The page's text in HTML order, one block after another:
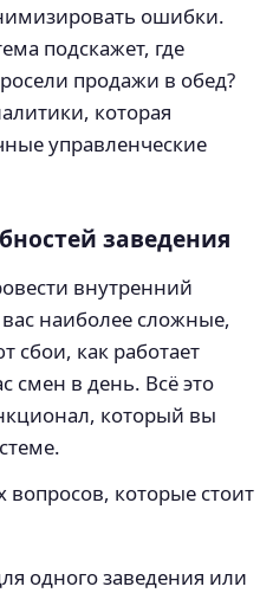
ошибки.
подскажет, где
продажи в обед?
которая
управленческие
заведения
внутренний
наиболее сложные,
сбои, как работает
смен в день. Всё это
который вы
которые стоит
одного заведения или